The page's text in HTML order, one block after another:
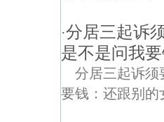
·分居三起诉
是不是问我
分居三起诉须
要钱：还跟别的